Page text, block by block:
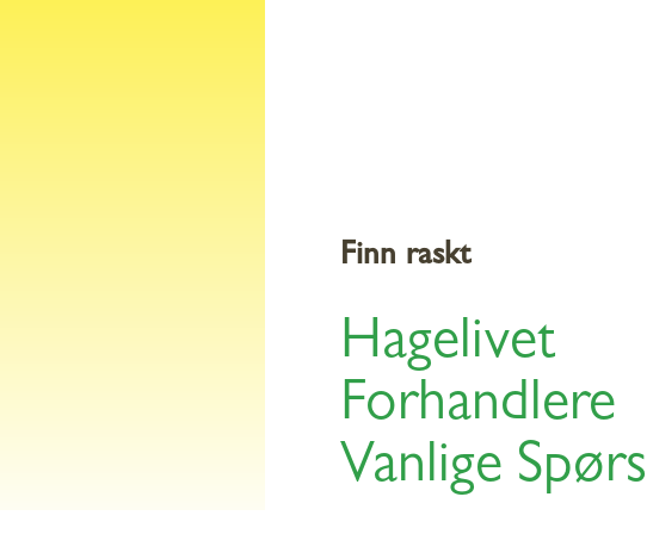
Finn raskt
Hagelivet
Forhandlere
Vanlige